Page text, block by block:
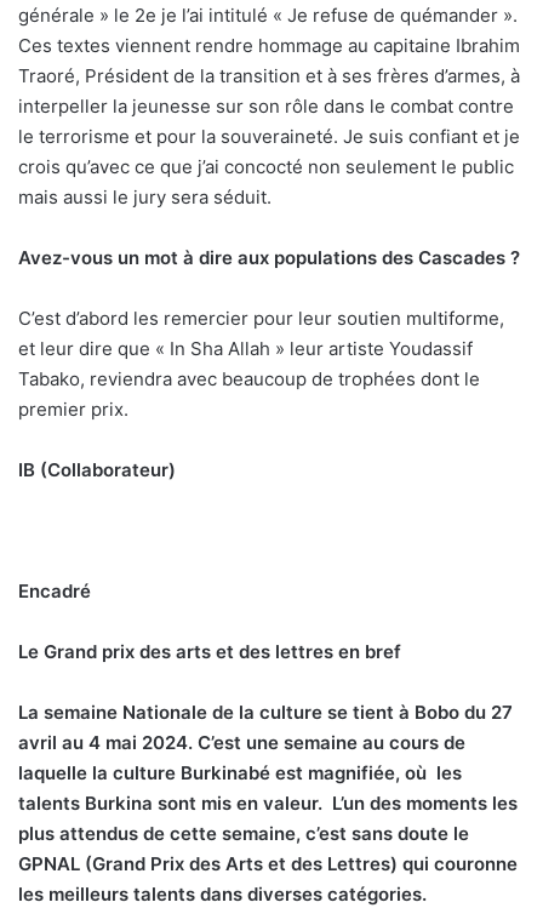
générale » le 2e je l’ai intitulé « Je refuse de quémander ».
Ces textes viennent rendre hommage au capitaine Ibrahim
Traoré, Président de la transition et à ses frères d’armes, à
interpeller la jeunesse sur son rôle dans le combat contre
le terrorisme et pour la souveraineté. Je suis confiant et je
crois qu’avec ce que j’ai concocté non seulement le public
mais aussi le jury sera séduit.
Avez-vous un mot à dire aux populations des Cascades ?
C’est d’abord les remercier pour leur soutien multiforme,
et leur dire que « In Sha Allah » leur artiste Youdassif
Tabako, reviendra avec beaucoup de trophées dont le
premier prix.
IB (Collaborateur)
Encadré
Le Grand prix des arts et des lettres en bref
La semaine Nationale de la culture se tient à Bobo du 27
avril au 4 mai 2024. C’est une semaine au cours de
laquelle la culture Burkinabé est magnifiée, où les
talents Burkina sont mis en valeur. L’un des moments les
plus attendus de cette semaine, c’est sans doute le
GPNAL (Grand Prix des Arts et des Lettres) qui couronne
les meilleurs talents dans diverses catégories.